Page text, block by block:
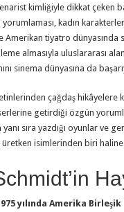
kimliğiyle dikkat çeken
yorumlaması, kadın
Amerikan tiyatro dünyasında
almasıyla uluslararası
sinema dünyasına da
çağdaş hikâyelere
getirdiği özgün
sıra yazdığı oyunlar ve
isimlerinden biri
yılında Amerika